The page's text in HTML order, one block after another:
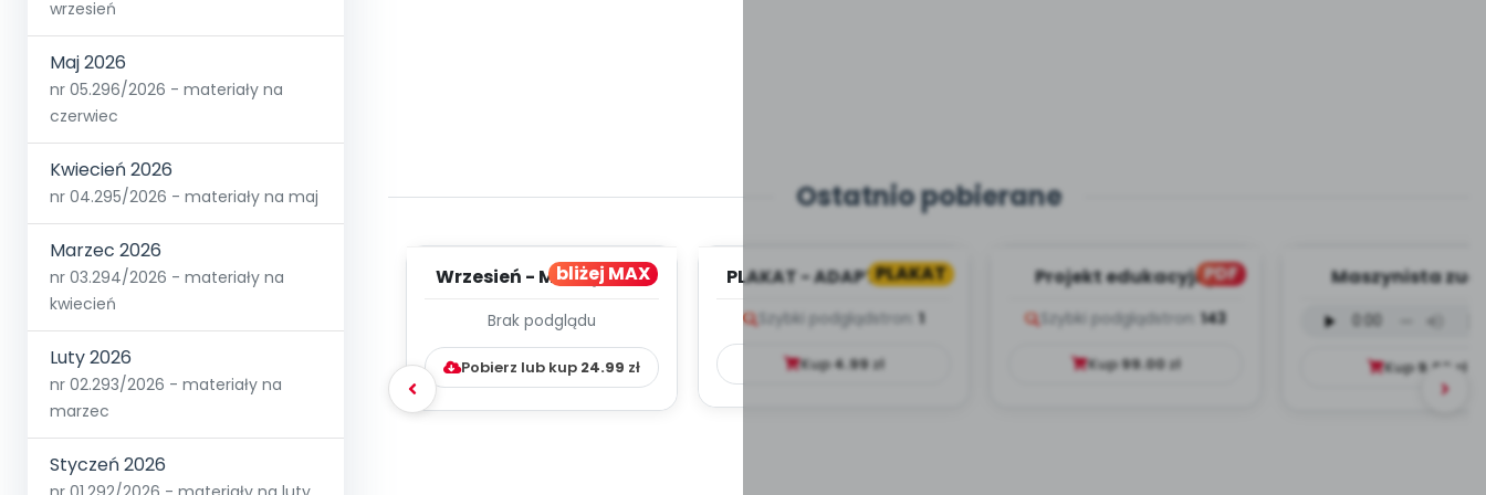
wrzesień
Maj 2026
nr 05.296/2026 - materiały na
czerwiec
Kwiecień 2026
nr 04.295/2026 - materiały na maj
Marzec 2026
nr 03.294/2026 - materiały na
kwiecień
Luty 2026
nr 02.293/2026 - materiały na
marzec
Styczeń 2026
Ostatnio pobierane
bliżej MAX
Wrzesień - MIESIĘCZNY
WYCHOWAWCZO –
DYDAKTYC...
Brak podglądu
Pobierz lub kup 24.99 zł
PLAKAT
PLAKAT - ADAPTACJA -
Szybki podgląd stron: 1
Kup4.99zł
PDF
Projekt edukacyjny
Szybki podgląd stron: 143
Kup99.00zł
Maszynista
mp3)
Kup9.99 zł